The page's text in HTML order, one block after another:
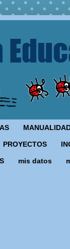
PROYECTOS
mis datos